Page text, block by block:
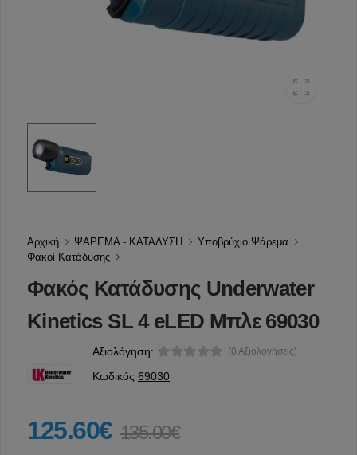
Αρχική ΨΑΡΕΜΑ - ΚΑΤΑΔΥΣΗ
Υποβρύχιο Ψάρεμα
Φακοί Κατάδυσης
Φακός Κατάδυσης Underwater
Kinetics SL 4 eLED Μπλε 69030
Αξιολόγηση: (0 Αξιολογήσεις)
Κωδικός 69030
125.60€ 135.00€